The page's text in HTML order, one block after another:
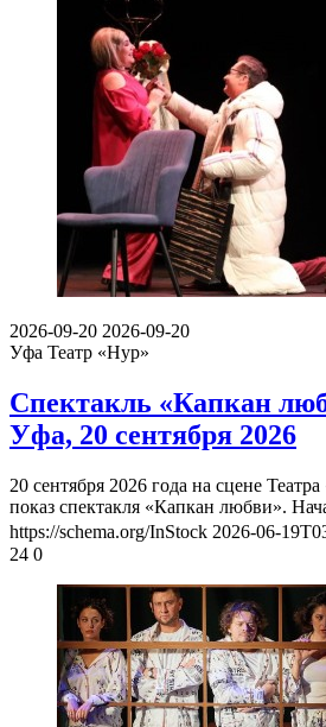
2026-09-20 2026-09-20
Уфа Театр «Нур»
Спектакль «Капкан
Уфа, 20 сентября 2026
20 сентября 2026 года на сцене
показ спектакля «Капкан любви».
https://schema.org/InStock 2026-06-
24 0